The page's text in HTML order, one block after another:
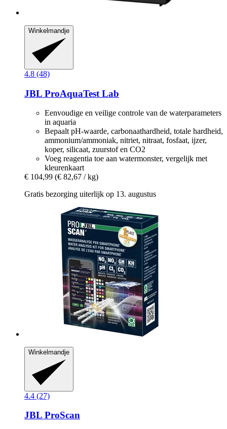
Winkelmandje
4.8 (48)
JBL ProAquaTest Lab
Eenvoudige en veilige controle van de waterparameters
in aquaria
Bepaalt pH-waarde, carbonaathardheid, totale hardheid,
ammonium/ammoniak, nitriet, nitraat, fosfaat, ijzer,
koper, silicaat, zuurstof en CO2
Voeg reagentia toe aan watermonster, vergelijk met
kleurenkaart
€ 104,99 (€ 82,67 / kg)
Gratis bezorging uiterlijk op 13. augustus
Winkelmandje
4.4 (27)
JBL ProScan